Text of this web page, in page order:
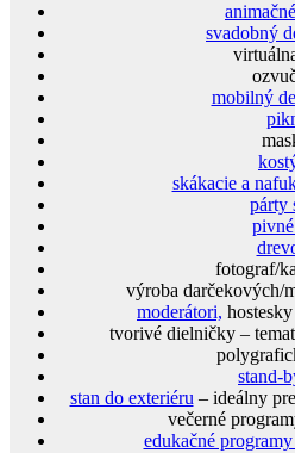
svadobný
mobilný
skákacie a
párty
fotograf/
výroba darčekových/
moderátori,
tvorivé dielničky –
stand-
stan do exteriéru – ideálny
večerné
edukačné